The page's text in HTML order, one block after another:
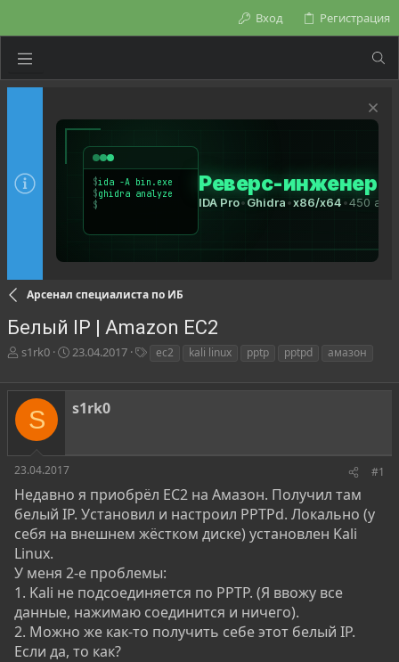
Вход Регистрация
Арсенал специалиста по ИБ
Белый IP | Amazon EC2
А
т
о
т
м
ы
s1rk0
Д
т
н
а
23.04.2017
г
ec2 kali linux pptp pptpd амазон
S s1rk0
23.04.2017 #1
Недавно я приобрёл EC2 на Амазон. Получил там
белый IP. Установил и настроил PPTPd. Локально (у
себя на внешнем жёстком диске) установлен Kali
Linux.
У меня 2-е проблемы:
1. Kali не подсоединяется по PPTP. (Я ввожу все
данные, нажимаю соединится и ничего).
2. Можно же как-то получить себе этот белый IP.
Если да, то как?